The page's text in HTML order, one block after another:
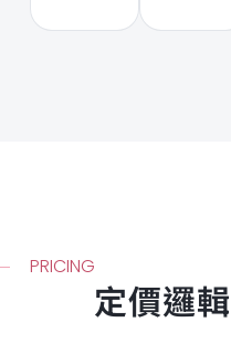
PRICING
定價邏輯